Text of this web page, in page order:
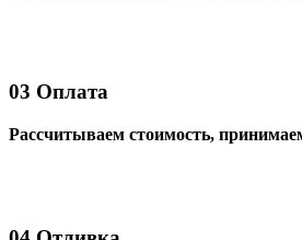
03 Оплата
Рассчитываем стоимость,